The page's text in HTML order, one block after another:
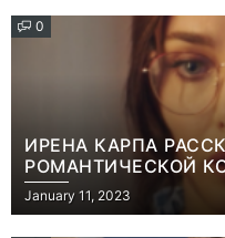
0
ИРЕНА КАРПА
РОМАНТИЧЕСКОЙ
РОЛИ МАТЕРИ-
January 11, 2023